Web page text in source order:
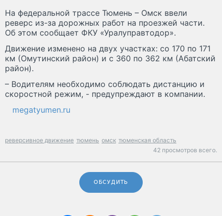
На федеральной трассе Тюмень – Омск ввели
реверс из-за дорожных работ на проезжей части.
Об этом сообщает ФКУ «Уралуправтодор».
Движение изменено на двух участках: со 170 по 171
км (Омутинский район) и с 360 по 362 км (Абатский
район).
– Водителям необходимо соблюдать дистанцию и
скоростной режим, - предупреждают в компании.
megatyumen.ru
реверсивное движение тюмень омск тюменская область
42 просмотров всего.
ОБСУДИТЬ